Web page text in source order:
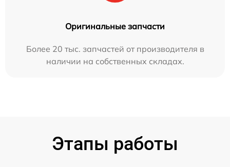
Оригинальные запчасти
Более 20 тыс. запчастей от производителя в
наличии на собственных складах.
Этапы работы